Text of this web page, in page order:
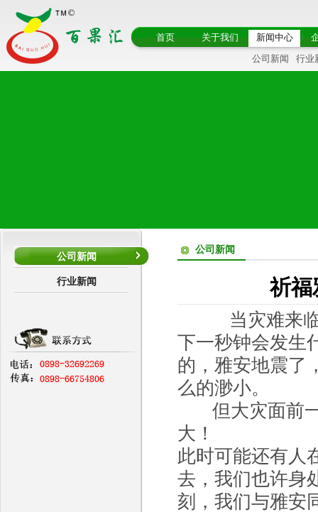
首页 关于我们
新闻中心
公司新闻
行业
公司新闻
祈福
当灾难来临
下一秒钟会发生
的，雅安地震了
么的渺小。
但大灾面前一
大！
此时可能还有人
去，我们也许身
刻，我们与雅安
公司新闻
行业新闻